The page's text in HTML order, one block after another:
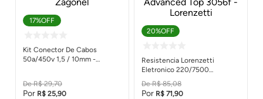
17%OFF
Kit Conector De Cabos
50a/450v 1,5 / 10mm -
R$ 29,70
R$ 25,90
20%OFF
Resistencia Lorenzetti
Eletronico 220/7500
Advanced Top 3056f -
Lorenzetti
R$ 85,08
R$ 71 ,90